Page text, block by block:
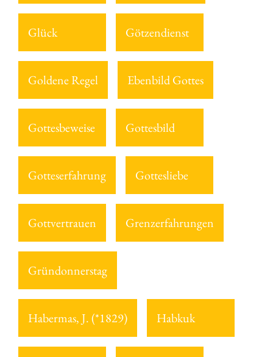
Glück Götzendienst
Goldene Regel Ebenbild Gottes
Gottesbeweise Gottesbild
Gotteserfahrung Gottesliebe
Gottvertrauen Grenzerfahrungen
Gründonnerstag
Habermas, J. (*1829) Habkuk